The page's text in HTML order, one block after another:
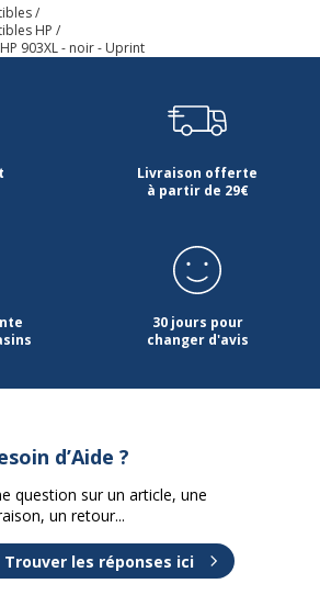
HP
903XL - noir - Uprint
Livraison offerte
à partir de 29€
30 jours pour
changer d'avis
d’Aide ?
question sur un article, une
un retour...
Trouver les réponses ici